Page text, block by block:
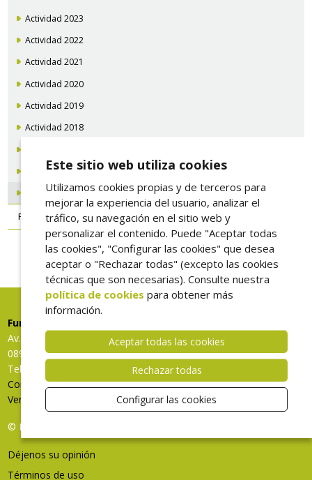
Actividad 2023
Actividad 2022
Actividad 2021
Actividad 2020
Actividad 2019
Actividad 2018
Actividad 2016
Actividad 2015
Proyecto PECT Litoral Besòs
Fundació Hospital de l’Esperit Sant
Av. Mossèn Pons i Rabadà, s/n
08923 Santa Coloma de Gramenet, Barcelona
Tel: 93 567 75 61
Contacte con nosotros
Ver ubicación en Google Maps
© FHES, todos los derechos reservados
Déjenos su opinión
Términos de uso
Este sitio web utiliza cookies
Utilizamos cookies propias y de terceros para
mejorar la experiencia del usuario, analizar el
tráfico, su navegación en el sitio web y
personalizar el contenido. Puede "Aceptar todas
las cookies", "Configurar las cookies" que desea
aceptar o "Rechazar todas" (excepto las cookies
técnicas que son necesarias). Consulte nuestra
política de cookies para obtener más
información.
Aceptar todas las cookies
Rechazar todas
Configurar las cookies